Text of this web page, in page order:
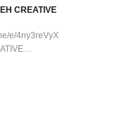
CREATIVE
e/4ny3reVyX